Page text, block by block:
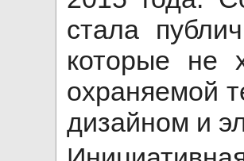
стала
которые не
охраняемой
дизайном и